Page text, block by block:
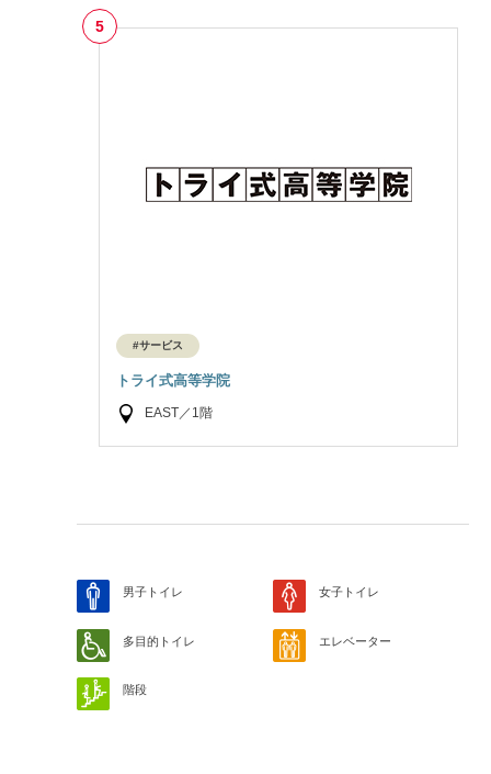
#サービス
トライ式高等学院
EAST／1階
男子トイレ 女子トイレ
多目的トイレ エレベーター
階段